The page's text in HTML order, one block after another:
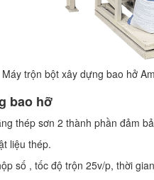
Máy trộn bột xây dựng bao hở
bao hỡ
thép sơn 2 thành phần đảm
liệu thép.
số , tốc độ trộn 25v/p, thời